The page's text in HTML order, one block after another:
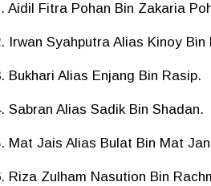
Aidil Fitra Pohan Bin Zakaria
Irwan Syahputra Alias Kinoy Bin
Bukhari Alias Enjang Bin Rasip.
Sabran Alias Sadik Bin Shadan.
Mat Jais Alias Bulat Bin Mat
Riza Zulham Nasution Bin